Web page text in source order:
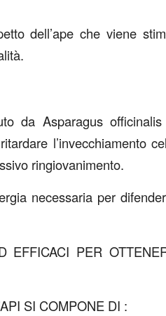
dell’ape che viene
da Asparagus
l’invecchiamento
ringiovanimento.
necessaria per
EFFICACI PER
SI COMPONE DI :